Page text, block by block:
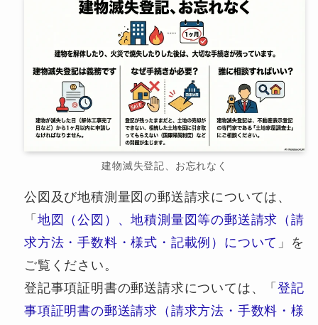
建物滅失登記、お忘れなく
公図及び地積測量図の郵送請求については、
「 地図（公図）、地積測量図等の郵送請求（請
求方法・手数料・様式・記載例）について 」を
ご覧ください。
登記事項証明書の郵送請求については、「登記
事項証明書の郵送請求（請求方法・手数料・様